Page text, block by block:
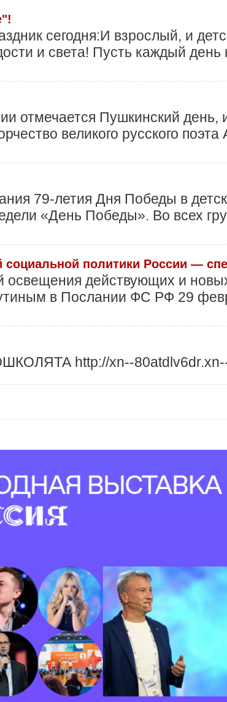
сегодня:И взрослый, и
и света! Пусть каждый
отмечается Пушкинский день,
великого русского
79-летия Дня Победы в
«День Победы». Во всех
социальной политики России —
освещения действующих и
в Послании ФС РФ 29
http://xn--80atdlv6dr.xn--